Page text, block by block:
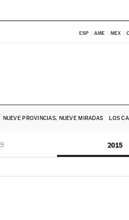
ESP AME MEX
NUEVE PROVINCIAS, NUEVE MIRADAS LOS
2015